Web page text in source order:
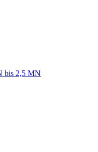
bis 2,5 MN